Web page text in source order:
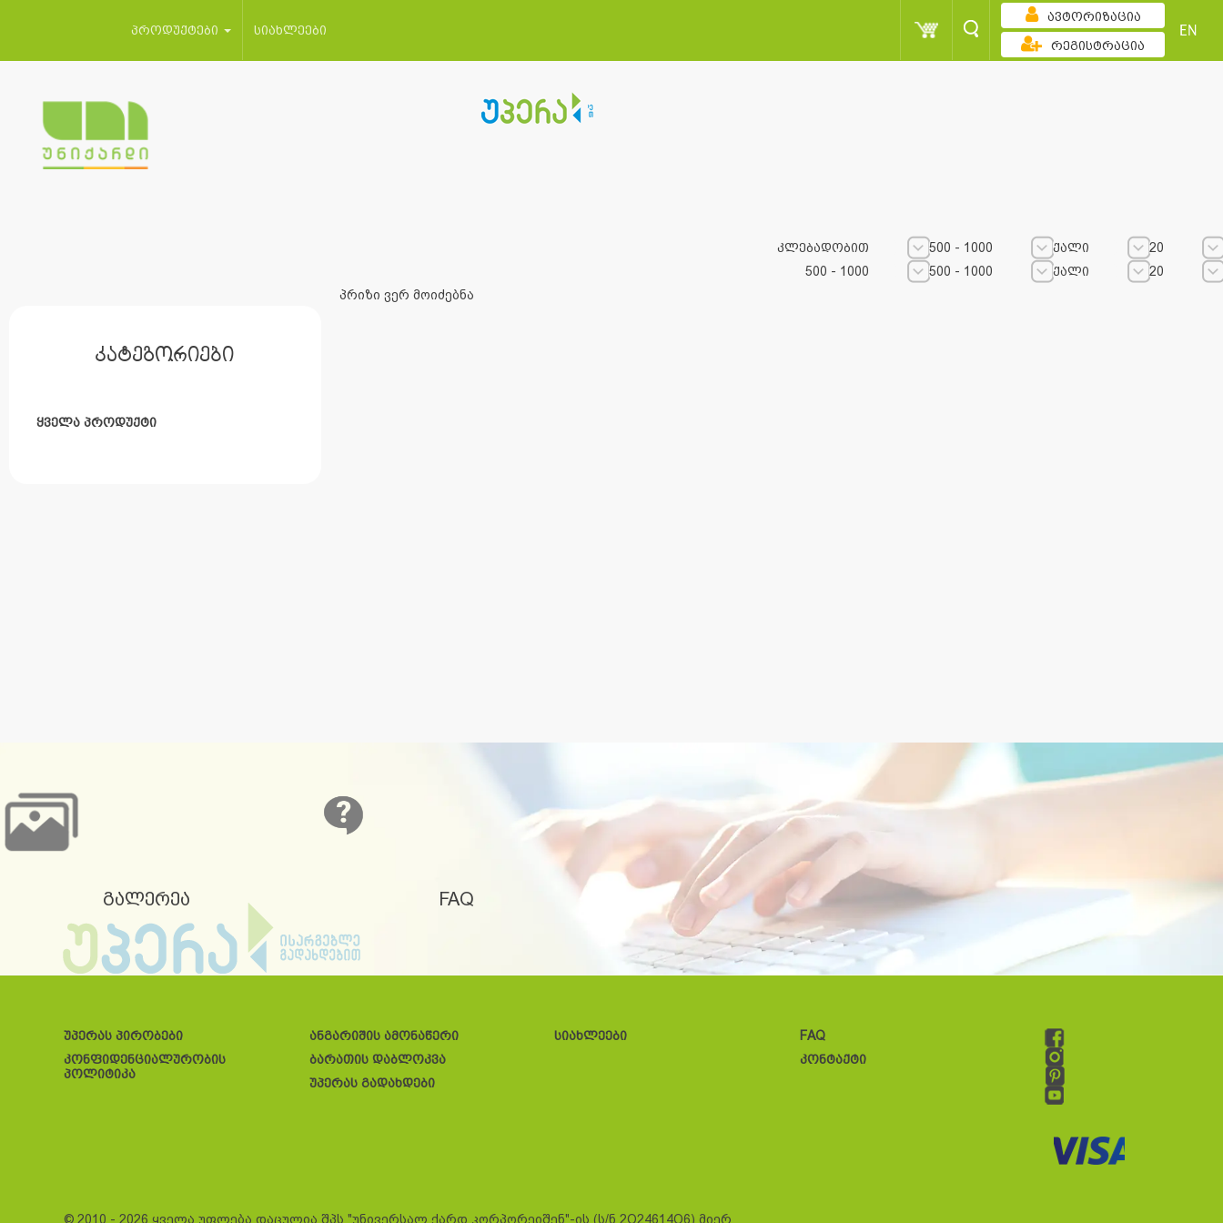
პროდუქტები სიახლეები
ავტორიზაცია
რეგისტრაცია
EN
კატეგორიები
ყველა პროდუქტი
კლებადობით 500 - 1000 ქალი
20
500 - 1000
500 - 1000 ქალი
20
პრიზი ვერ მოიძებნა
გალერეა FAQ
უპერას პირობები
კონფიდენციალურობის
პოლიტიკა
ანგარიშის ამონაწერი
ბარათის დაბლოკვა
უპერას გადახდები
სიახლეები
FAQ
კონტაქტი
© 2010 - 2026 ყველა უფლება დაცულია შპს "უნივერსალ ქარდ კორპორეიშენ"-ის (ს/ნ 2O24614O6) მიერ